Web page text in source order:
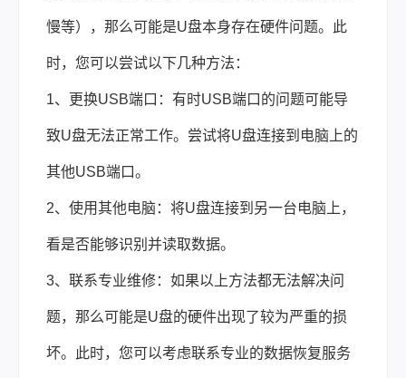
慢等），那么可能是U盘本身存在硬件问题。此
时，您可以尝试以下几种方法：
1、更换USB端口：有时USB端口的问题可能导
致U盘无法正常工作。尝试将U盘连接到电脑上的
其他USB端口。
2、使用其他电脑：将U盘连接到另一台电脑上，
看是否能够识别并读取数据。
3、联系专业维修：如果以上方法都无法解决问
题，那么可能是U盘的硬件出现了较为严重的损
坏。此时，您可以考虑联系专业的数据恢复服务